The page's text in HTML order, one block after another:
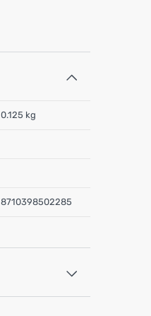
0.125 kg
8710398502285